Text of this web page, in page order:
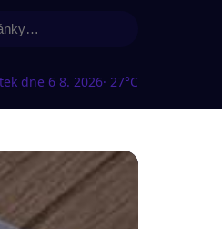
dne 6 8. 2026· 27°C